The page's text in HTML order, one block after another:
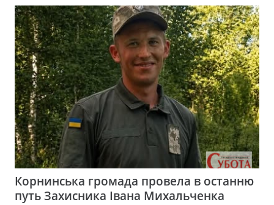
Корнинська громада провела в останню
путь Захисника Івана Михальченка